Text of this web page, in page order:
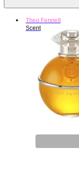
Theo Fennell
Scent